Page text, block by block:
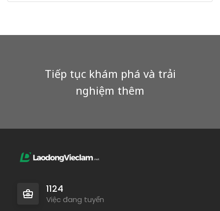
Tiếp tục khám phá và trải
nghiệm thêm
1124
Việc đang tuyển